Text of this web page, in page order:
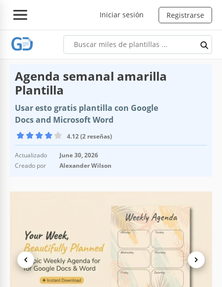
Iniciar sesión Registrarse
Agenda semanal amarilla
Plantilla
Usar esto gratis plantilla con Google
Docs and Microsoft Word
4.12 (2 reseñas)
Actualizado
June 30, 2026
Creado por
Alexander Wilson
Especificaciones de la plantilla